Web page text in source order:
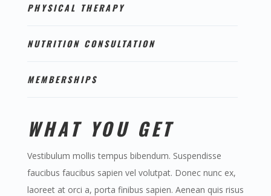
PHYSICAL THERAPY
NUTRITION CONSULTATION
MEMBERSHIPS
WHAT YOU GET
Vestibulum mollis tempus bibendum. Suspendisse
faucibus faucibus sapien vel volutpat. Donec nunc ex,
laoreet at orci a, porta finibus sapien. Aenean quis risus